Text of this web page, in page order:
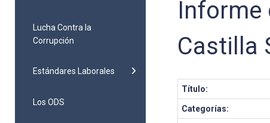
Lucha Contra la
Corrupción
Estándares Laborales
Los ODS
Informe
Castilla
Título:
Categorías: